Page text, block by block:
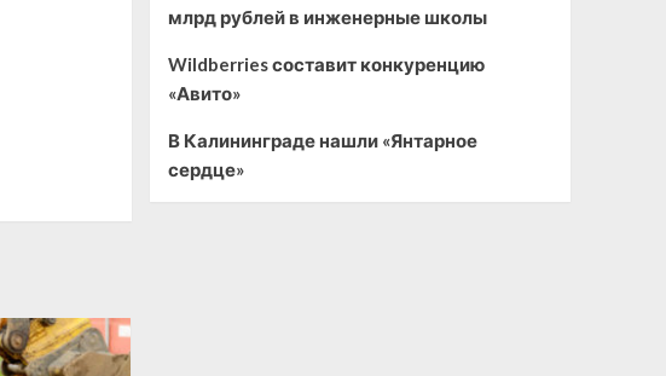
млрд рублей в инженерные школы
Wildberries составит конкуренцию
«Авито»
В Калининграде нашли «Янтарное
сердце»